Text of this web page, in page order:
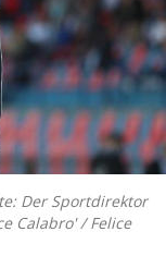
Der Sportdirektor
Calabro' / Felice